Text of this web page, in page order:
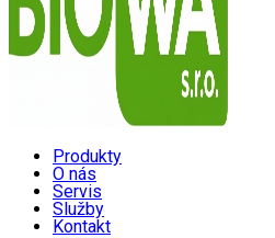
Produkty
O nás
Servis
Služby
Kontakt